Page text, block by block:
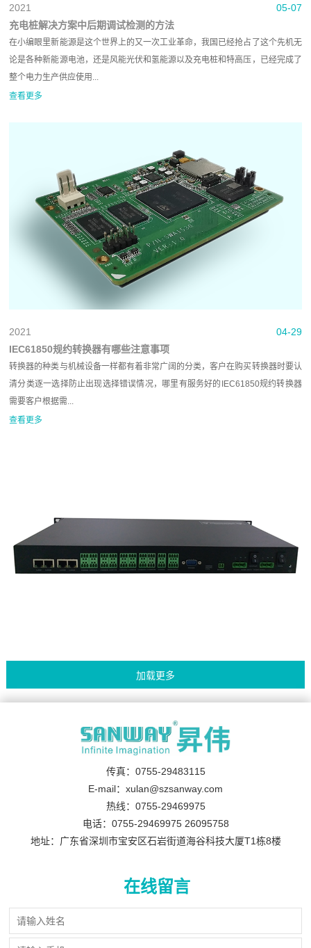
05-07
2021
充电桩解决方案中后期调试检测的方法
在小编眼里新能源是这个世界上的又一次工业革命，我国已经抢占了这个先机无
论是各种新能源电池，还是风能光伏和氢能源以及充电桩和特高压，已经完成了
整个电力生产供应使用...
查看更多
04-29
2021
IEC61850规约转换器有哪些注意事项
转换器的种类与机械设备一样都有着非常广阔的分类，客户在购买转换器时要认
清分类逐一选择防止出现选择错误情况，哪里有服务好的IEC61850规约转换器
需要客户根据需...
查看更多
传真：0755-29483115
E-mail：xulan@szsanway.com
热线：0755-29469975
电话：0755-29469975 26095758
地址：广东省深圳市宝安区石岩街道海谷科技大厦T1栋8楼
在线留言